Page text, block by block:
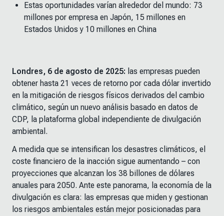
Estas oportunidades varían alrededor del mundo: 73
millones por empresa en Japón, 15 millones en
Estados Unidos y 10 millones en China
Londres, 6 de agosto de 2025: las empresas pueden
obtener hasta 21 veces de retorno por cada dólar invertido
en la mitigación de riesgos físicos derivados del cambio
climático, según un nuevo análisis basado en datos de
CDP, la plataforma global independiente de divulgación
ambiental.
A medida que se intensifican los desastres climáticos, el
coste financiero de la inacción sigue aumentando – con
proyecciones que alcanzan los 38 billones de dólares
anuales para 2050. Ante este panorama, la economía de la
divulgación es clara: las empresas que miden y gestionan
los riesgos ambientales están mejor posicionadas para